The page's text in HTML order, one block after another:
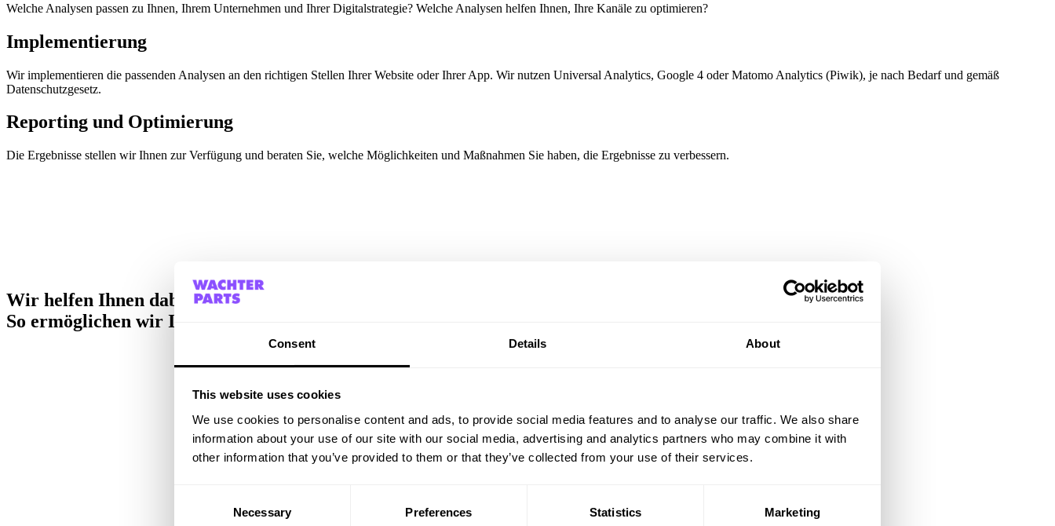
Consent Details About
This website uses cookies
We use cookies to personalise content and ads, to provide social media features and to analyse our traffic. We also share
information about your use of our site with our social media, advertising and analytics partners who may combine it with
other information that you’ve provided to them or that they’ve collected from your use of their services.
Necessary Preferences Statistics Marketing
Welche Analysen passen zu Ihnen, Ihrem Unternehmen und Ihrer Digitalstrategie? Welche Analysen helfen Ihnen, Ihre Kanäle zu optimieren?
Implementierung
Wir implementieren die passenden Analysen an den richtigen Stellen Ihrer Website oder Ihrer App. Wir nutzen Universal Analytics, Google 4 oder Matomo Analytics (Piwik), je nach Bedarf und gemäß
Datenschutzgesetz.
Reporting und Optimierung
Die Ergebnisse stellen wir Ihnen zur Verfügung und beraten Sie, welche Möglichkeiten und Maßnahmen Sie haben, die Ergebnisse zu verbessern.
Wir helfen Ihnen dabei, Ihre Webstatistiken gesetzeskonform zu erheben und zu interpretieren.
So ermöglichen wir Ihnen, zahlengestützte Entscheidungen zu treffen.